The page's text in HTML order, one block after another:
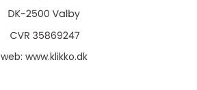
web: www.klikko.dk